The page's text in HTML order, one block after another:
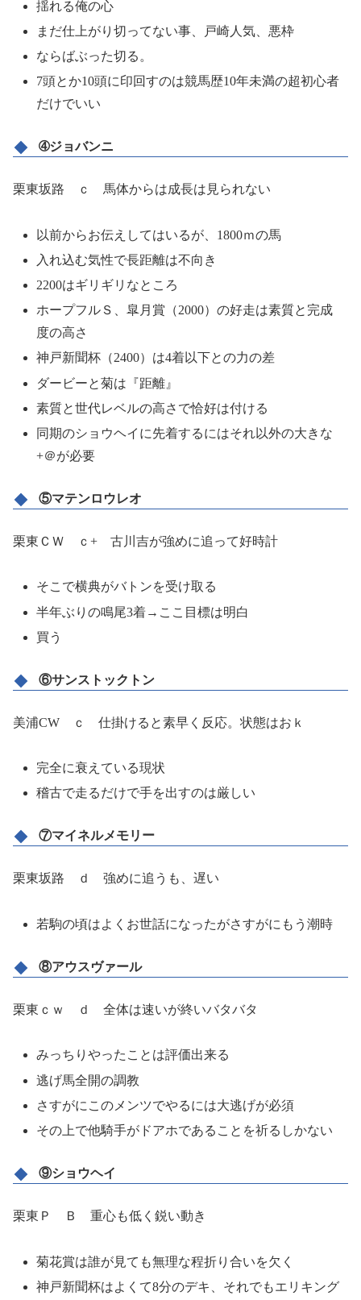
揺れる俺の心
まだ仕上がり切ってない事、戸崎人気、悪枠
ならばぶった切る。
7頭とか10頭に印回すのは競馬歴10年未満の超初心者
だけでいい
➃ジョバンニ
栗東坂路 ｃ 馬体からは成長は見られない
以前からお伝えしてはいるが、1800ｍの馬
入れ込む気性で長距離は不向き
2200はギリギリなところ
ホープフルＳ、皐月賞（2000）の好走は素質と完成
度の高さ
神戸新聞杯（2400）は4着以下との力の差
ダービーと菊は『距離』
素質と世代レベルの高さで恰好は付ける
同期のショウヘイに先着するにはそれ以外の大きな
+＠が必要
⑤マテンロウレオ
栗東ＣＷ ｃ+ 古川吉が強めに追って好時計
そこで横典がバトンを受け取る
半年ぶりの鳴尾3着→ここ目標は明白
買う
⑥サンストックトン
美浦CW ｃ 仕掛けると素早く反応。状態はおｋ
完全に衰えている現状
稽古で走るだけで手を出すのは厳しい
⑦マイネルメモリー
栗東坂路 ｄ 強めに追うも、遅い
若駒の頃はよくお世話になったがさすがにもう潮時
⑧アウスヴァール
栗東ｃｗ ｄ 全体は速いが終いバタバタ
みっちりやったことは評価出来る
逃げ馬全開の調教
さすがにこのメンツでやるには大逃げが必須
その上で他騎手がドアホであることを祈るしかない
⑨ショウヘイ
栗東Ｐ Ｂ 重心も低く鋭い動き
菊花賞は誰が見ても無理な程折り合いを欠く
神戸新聞杯はよくて8分のデキ、それでもエリキング